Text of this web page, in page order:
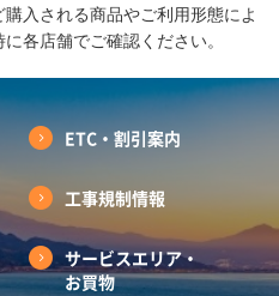
入される商品やご利用形態によ
各店舗でご確認ください。
ETC・割引案内
工事規制情報
サービスエリア・
お買物